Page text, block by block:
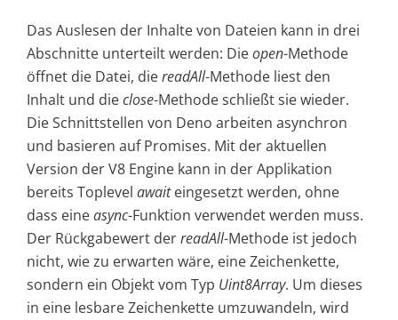
Das Auslesen der Inhalte von Dateien kann in drei
Abschnitte unterteilt werden: Dieopen-Methode
öffnet die Datei, diereadAll-Methode liest den
Inhalt und dieclose-Methode schließt sie wieder.
Die Schnittstellen von Deno arbeiten asynchron
und basieren auf Promises. Mit der aktuellen
Version der V8 Engine kann in der Applikation
bereits Toplevel awaiteingesetzt werden, ohne
dass eineasync-Funktion verwendet werden muss.
Der Rückgabewert derreadAll-Methode ist jedoch
nicht, wie zu erwarten wäre, eine Zeichenkette,
sondern ein Objekt vom Typ Uint8Array. Um dieses
in eine lesbare Zeichenkette umzuwandeln, wird